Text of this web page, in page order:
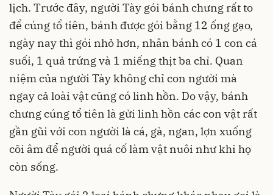
lịch. Trước đây, người Tày gói bánh chưng rất to
để cúng tổ tiên, bánh được gói bằng 12 ống gạo,
ngày nay thì gói nhỏ hơn, nhân bánh có 1 con cá
suối, 1 quả trứng và 1 miếng thịt ba chỉ. Quan
niệm của người Tày không chỉ con người mà
ngay cả loài vật cũng có linh hồn. Do vậy, bánh
chưng cúng tổ tiên là gửi linh hồn các con vật rất
gần gũi với con người là cá, gà, ngan, lợn xuống
cõi âm để người quá cố làm vật nuôi như khi họ
còn sống.